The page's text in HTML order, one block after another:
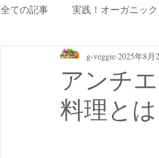
全ての記事 実践！オーガニッ
オーガニック料理レシピ
発酵食品 ライフスタイル
アンチ
料理とは
g-veggie 2025年8月